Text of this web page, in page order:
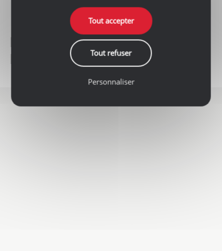
LOCALISATION DE
L'AGENCE
Tout accepter
Tout refuser
Personnaliser